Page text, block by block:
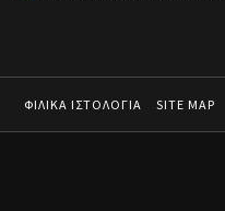
ΦΙΛΙΚΑ ΙΣΤΟΛΟΓΙΑ SITE MAP